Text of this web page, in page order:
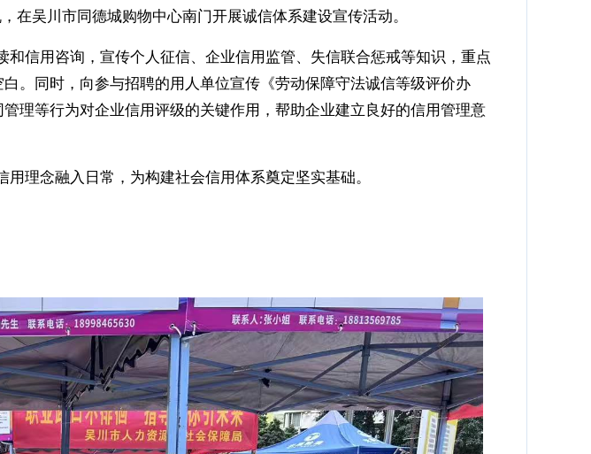
在吴川市同德城购物中心南门开展诚信体系建设宣传活动。
用咨询，宣传个人征信、企业信用监管、失信联合惩戒等知识，重点
。同时，向参与招聘的用人单位宣传《劳动保障守法诚信等级评价办
理等行为对企业信用评级的关键作用，帮助企业建立良好的信用管理意
念融入日常，为构建社会信用体系奠定坚实基础。